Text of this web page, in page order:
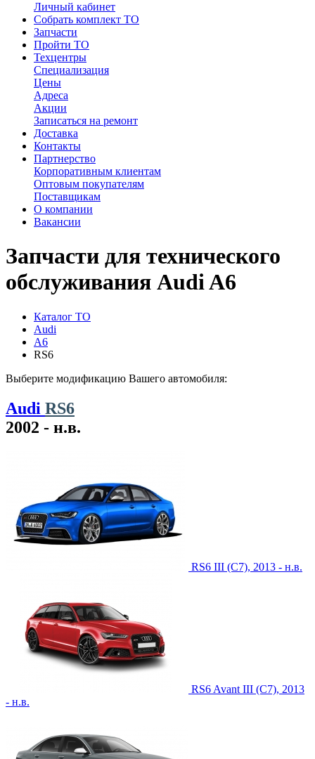
Личный кабинет
Собрать комплект ТО
Запчасти
Пройти ТО
Техцентры
Специализация
Цены
Адреса
Акции
Записаться на ремонт
Доставка
Контакты
Партнерство
Корпоративным клиентам
Оптовым покупателям
Поставщикам
О компании
Вакансии
Запчасти для технического
обслуживания Audi A6
Каталог ТО
Audi
A6
RS6
Выберите модификацию Вашего автомобиля:
Audi RS6
2002 - н.в.
RS6 III (C7), 2013 - н.в.
RS6 Avant III (C7), 2013
- н.в.